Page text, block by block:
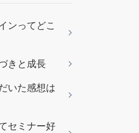
ンってどこ
きと成長
いた感想は
セミナー好